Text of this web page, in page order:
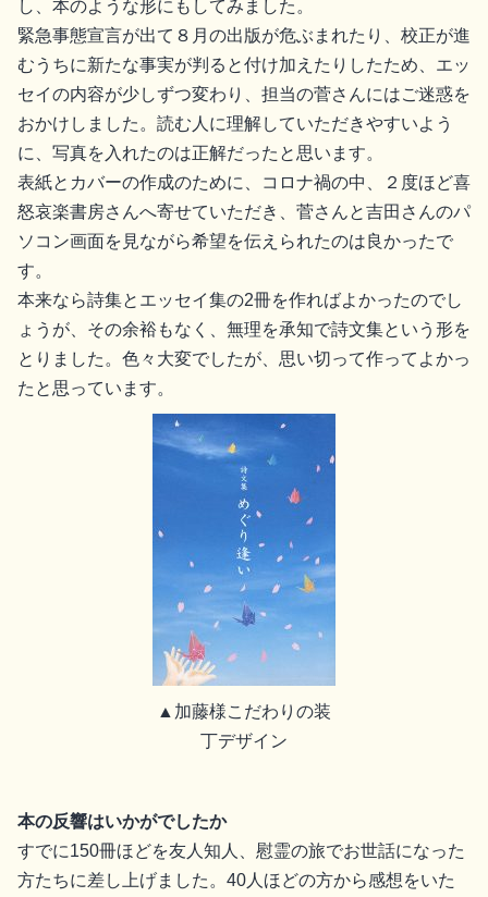
し、本のような形にもしてみました。
緊急事態宣言が出て８月の出版が危ぶまれたり、校正が進
むうちに新たな事実が判ると付け加えたりしたため、エッ
セイの内容が少しずつ変わり、担当の菅さんにはご迷惑を
おかけしました。読む人に理解していただきやすいよう
に、写真を入れたのは正解だったと思います。
表紙とカバーの作成のために、コロナ禍の中、２度ほど喜
怒哀楽書房さんへ寄せていただき、菅さんと吉田さんのパ
ソコン画面を見ながら希望を伝えられたのは良かったで
す。
本来なら詩集とエッセイ集の2冊を作ればよかったのでし
ょうが、その余裕もなく、無理を承知で詩文集という形を
とりました。色々大変でしたが、思い切って作ってよかっ
たと思っています。
▲加藤様こだわりの装
丁デザイン
本の反響はいかがでしたか
すでに150冊ほどを友人知人、慰霊の旅でお世話になった
方たちに差し上げました。40人ほどの方から感想をいた